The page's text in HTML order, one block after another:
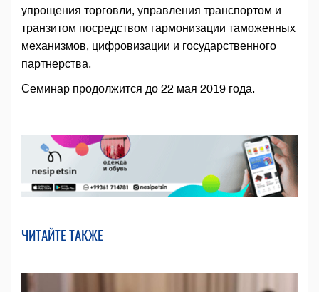
упрощения торговли, управления транспортом и
транзитом посредством гармонизации таможенных
механизмов, цифровизации и государственного
партнерства.
Семинар продолжится до 22 мая 2019 года.
ЧИТАЙТЕ ТАКЖЕ